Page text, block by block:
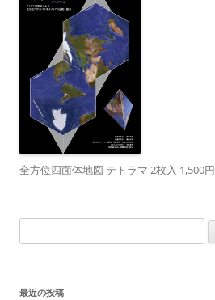
全方位四面体地図 テトラマ 2枚入 1,500円
索:
最近の投稿